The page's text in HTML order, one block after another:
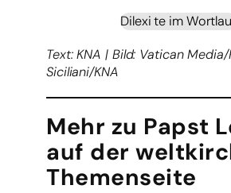
Dilexi te im
Text: KNA | Bild: Vatican
Siciliani/KNA
Mehr zu Papst
auf der
Themenseite